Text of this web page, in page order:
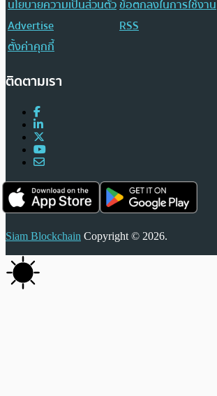
นโยบายความเป็นส่วนตัวข้อตกลงในการใช้งาน
Advertise
RSS
ตั้งค่าคุกกี้
ติดตามเรา
Siam Blockchain Copyright © 2026.